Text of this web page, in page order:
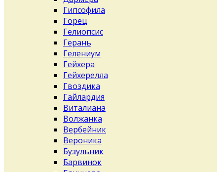
Гипсофила
Горец
Гелиопсис
Герань
Гелениум
Гейхера
Гейхерелла
Гвоздика
Гайлардия
Виталиана
Волжанка
Вербейник
Вероника
Бузульник
Барвинок